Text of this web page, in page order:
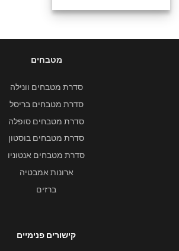
מטבחים
סדרת מטבחים וונילה
סדרת מטבחים בריסל
סדרת מטבחים סופלה
סדרת מטבחים בוסטון
סדרת מטבחים אנטוניו
ארונות אמבטיה
ברזים
קישורים פנימיים